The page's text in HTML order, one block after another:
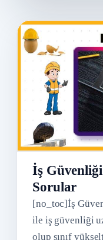
İş Güvenliği
Sorular
[no_toc]İş
ile iş güvenliği
olup sınıf